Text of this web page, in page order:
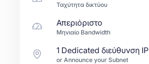
Ταχύτητα δικτύου
Απεριόριστο
Μηνιαίο Bandwidth
1 Dedicated διεύθυνση IP
or Announce your Subnet